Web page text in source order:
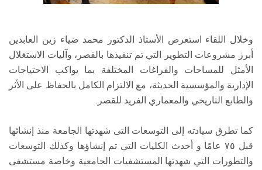
وخلال اللقاء استعرض الأستاذ الدكتور محمد ضياء زين العابدين
أبرز مشروعات التطوير التي تم تنفيذها بالقصر، وآليات الاستغلال
الأمثل للمساحات والفراغات المختلفة بما يواكب الاحتياجات
الإدارية والمؤسسية الحديثة، مع الالتزام الكامل بالحفاظ على الأثر
والطابع التاريخي والمعماري الفريد للقصر.
كما تطرق سيادته إلى التوسعات التى شهدتها الجامعة منذ إنشائها
قبل ٧٥ عامًا و أحدث الكليات التي تم إنشاؤها وكذلك التوسعات
والتطورات التي شهدتها المستشفيات الجامعية وخاصة مستشفى